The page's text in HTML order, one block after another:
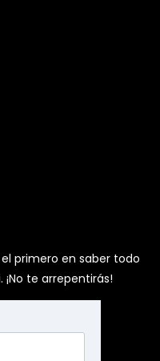
primero en saber todo
te arrepentirás!